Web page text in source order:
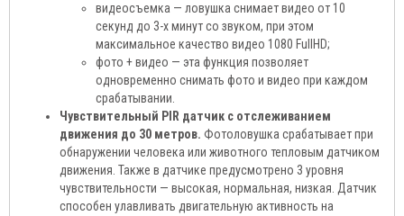
видеосъемка — ловушка снимает видео от 10
секунд до 3-х минут со звуком, при этом
максимальное качество видео 1080 FullHD;
фото + видео — эта функция позволяет
одновременно снимать фото и видео при каждом
срабатывании.
Чувствительный PIR датчик с отслеживанием
движения до 30 метров. Фотоловушка срабатывает при
обнаружении человека или животного тепловым датчиком
движения. Также в датчике предусмотрено 3 уровня
чувствительности — высокая, нормальная, низкая. Датчик
способен улавливать двигательную активность на